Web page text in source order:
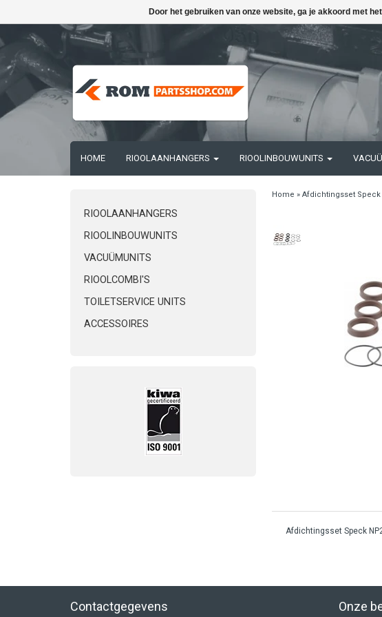
HOME RIOOLAANHANGERS RIOOLINBOUWUNITS
RIOOLAANHANGERS
RIOOLINBOUWUNITS
VACUÜMUNITS
RIOOLCOMBI'S
TOILETSERVICE UNITS
ACCESSOIRES
Home » Afdichtingsset Speck
Afdichtingsset Speck
Contactgegevens Onze
Door het gebruiken van onze website, ga je akkoord met